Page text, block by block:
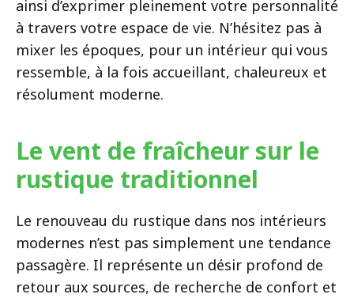
ainsi d’exprimer pleinement votre personnalité
à travers votre espace de vie. N’hésitez pas à
mixer les époques, pour un intérieur qui vous
ressemble, à la fois accueillant, chaleureux et
résolument moderne.
Le vent de fraîcheur sur le
rustique traditionnel
Le renouveau du rustique dans nos intérieurs
modernes n’est pas simplement une tendance
passagère. Il représente un désir profond de
retour aux sources, de recherche de confort et